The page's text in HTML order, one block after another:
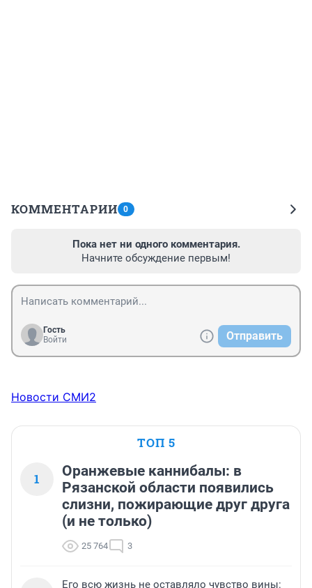
КОММЕНТАРИИ 0
Пока нет ни одного комментария.
Начните обсуждение первым!
Гость
Войти
Отправить
Новости СМИ2
ТОП 5
1
Оранжевые каннибалы: в
Рязанской области появились
слизни, пожирающие друг друга
(и не только)
25 764 3
Его всю жизнь не оставляло чувство вины: